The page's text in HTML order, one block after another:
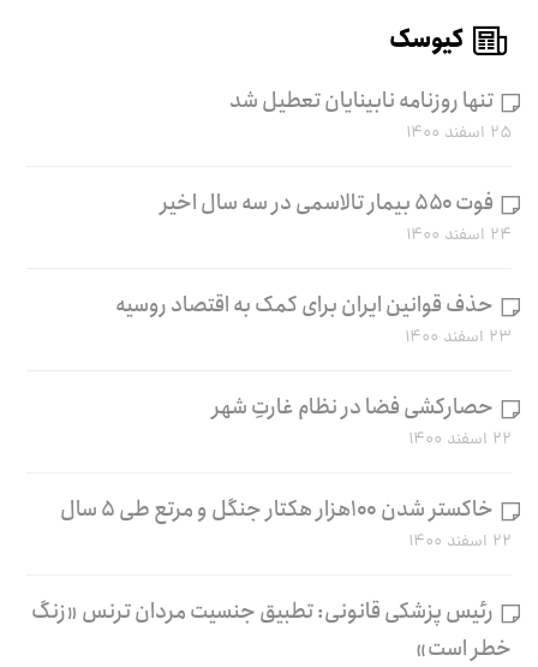
کیوسک
تنها روزنامه نابینایان تعطیل شد
۲۵ اسفند ۱۴۰۰
فوت ۵۵۰ بیمار تالاسمی در سه سال اخیر
۲۴ اسفند ۱۴۰۰
حذف قوانین ایران برای کمک به اقتصاد روسیه
۲۳ اسفند ۱۴۰۰
حصارکشی فضا در نظام غارتِ شهر
۲۲ اسفند ۱۴۰۰
خاکستر شدن ۱۰۰هزار هکتار جنگل و مرتع طی ۵ سال
۲۲ اسفند ۱۴۰۰
رئیس پزشکی قانونی: تطبیق جنسیت مردان ترنس «زنگ
خطر است»